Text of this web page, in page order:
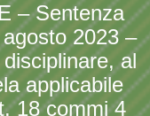
– Sentenza
2023 –
al
applicabile
18 commi 4